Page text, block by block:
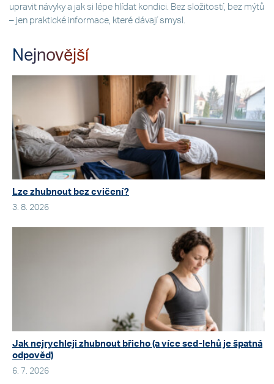
upravit návyky a jak si lépe hlídat kondici. Bez složitostí, bez mýtů
– jen praktické informace, které dávají smysl.
Nejnovější
Lze zhubnout bez cvičení?
3. 8. 2026
Jak nejrychleji zhubnout břicho (a více sed-lehů je špatná
odpověď)
6. 7. 2026